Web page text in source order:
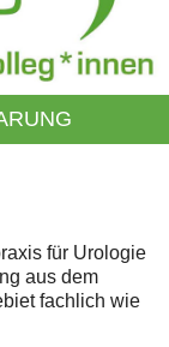
für Urologie
aus dem
fachlich wie